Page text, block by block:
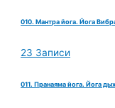
010. Мантра йога. Йога
23 Записи
011. Пранаяма йога. Йога